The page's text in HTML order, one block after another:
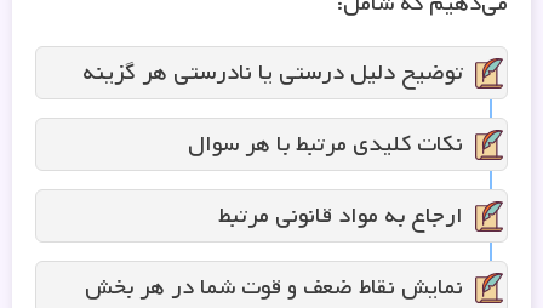
توضیح دلیل درستی یا نادرستی هر گزینه
نکات کلیدی مرتبط با هر سوال
ارجاع به مواد قانونی مرتبط
نمایش نقاط ضعف و قوت شما در هر بخش